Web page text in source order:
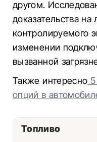
другом.
доказательства
контролируемого
изменении
вызванной
Также интересно
опций в
Топливо